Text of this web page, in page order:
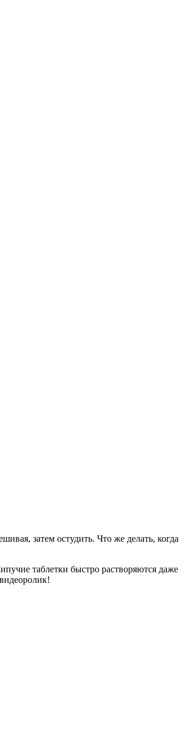
затем остудить. Что же делать, когда
таблетки быстро растворяются даже